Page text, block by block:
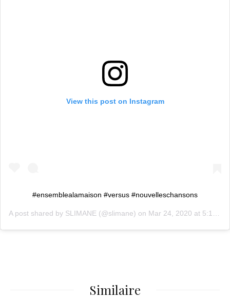
View this post on Instagram
#ensemblealamaison #versus #nouvelleschansons
A post shared by SLIMANE (@slimane) on Mar 24, 2020 at 5:10am PDT
Similaire